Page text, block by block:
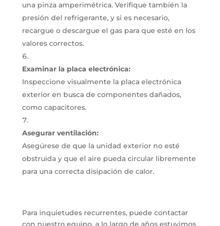
una pinza amperimétrica. Verifique también la
presión del refrigerante, y si es necesario,
recargue o descargue el gas para que esté en los
valores correctos.
Examinar la placa electrónica:
Inspeccione visualmente la placa electrónica
exterior en busca de componentes dañados,
como capacitores.
Asegurar ventilación:
Asegúrese de que la unidad exterior no esté
obstruida y que el aire pueda circular libremente
para una correcta disipación de calor.
Para inquietudes recurrentes, puede contactar
con nuestro equipo, a lo largo de años estuvimos